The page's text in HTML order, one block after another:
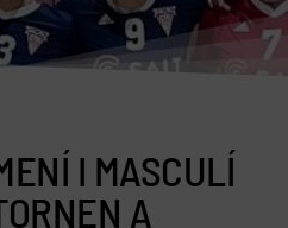
I MASCULÍ
A